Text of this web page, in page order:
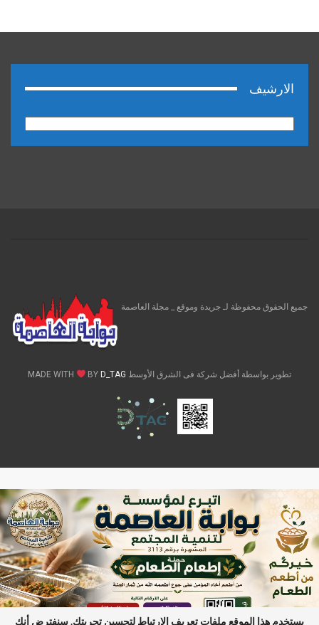
الارشيف
جميع الحقوق محفوظة لـ جريدة وموقع _ مجلة العاصمة
تطوير بواسطة أفضل شركة فى الشرق الأوسط MADE WITH BY D_TAG
يستخدم هذا الموقع ملفات تعريف الارتباط لتحسين تجربتك. سنفترض أنك